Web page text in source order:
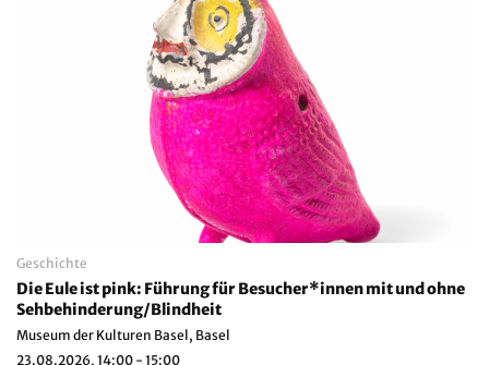
Geschichte
Die Eule ist pink: Führung für Besucher*innen mit und ohne
Sehbehinderung/Blindheit
Museum der Kulturen Basel, Basel
23.08.2026, 14:00 - 15:00